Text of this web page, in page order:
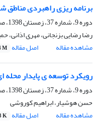
برنامه ریزی راهبردی
دوره 9، شماره 37، زمستان 1398، صفحه
رضا رضایی بزنجانی، مهری اذانی،
مشاهده مقاله
اصل مقاله M
رویکرد توسعه ی پایدار
دوره 9، شماره 37، زمستان 1398، صفحه
حسن هوشیار، ابراهیم کوروشی
مشاهده مقاله
اصل مقاله K